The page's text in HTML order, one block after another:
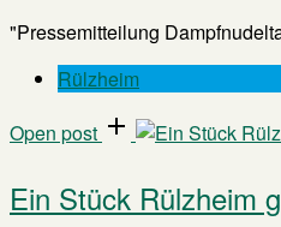
"Pressemitteilung
Rülzheim
Open post
Ein Stück Rülzheim